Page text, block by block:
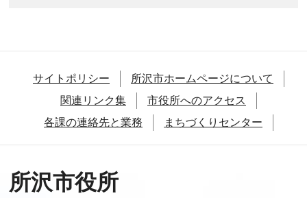
サイトポリシー
所沢市ホームページについて
関連リンク集
市役所へのアクセス
各課の連絡先と業務
まちづくりセンター
所沢市役所